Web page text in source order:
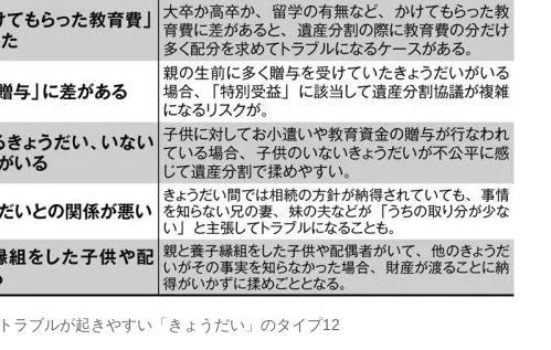
ラブルが起きやすい「きょうだい」のタイプ12